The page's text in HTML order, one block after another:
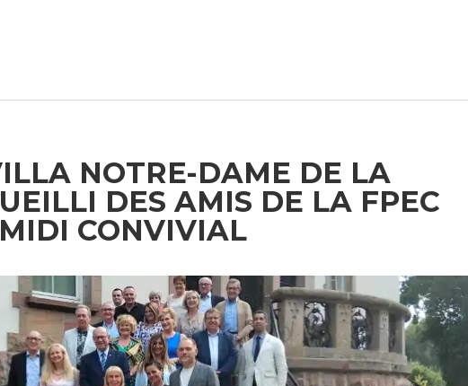
NOTRE-DAME DE LA
DES AMIS DE LA FPEC
CONVIVIAL